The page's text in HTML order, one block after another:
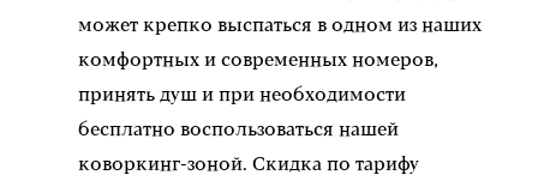
может крепко выспаться в одном из наших
комфортных и современных номеров,
принять душ и при необходимости
бесплатно воспользоваться нашей
коворкинг-зоной. Скидка по тарифу